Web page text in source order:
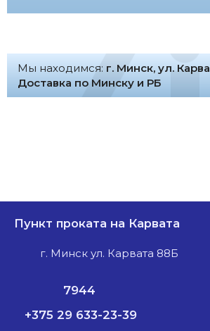
Мы находимся: г. Минск, ул.
Доставка по Минску и РБ
Пункт проката на Карвата
г. Минск ул. Карвата 88Б
7944
+375 29 633-23-39